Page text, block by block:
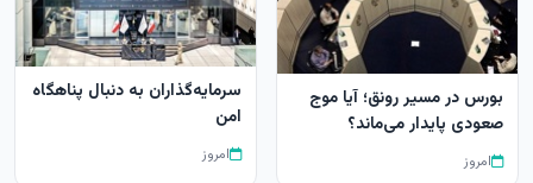
بورس در مسیر رونق؛ آیا موج
صعودی پایدار می‌ماند؟
امروز
سرمایه‌گذاران به دنبال پناهگاه
امن
امروز